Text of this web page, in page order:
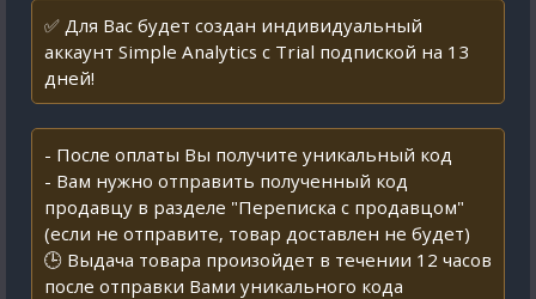
✅ Для Вас будет создан индивидуальный
аккаунт Simple Analytics с Trial подпиской на 13
дней!
- После оплаты Вы получите уникальный код
- Вам нужно отправить полученный код
продавцу в разделе "Переписка с продавцом"
(если не отправите, товар доставлен не будет)
🕒 Выдача товара произойдет в течении 12 часов
после отправки Вами уникального кода